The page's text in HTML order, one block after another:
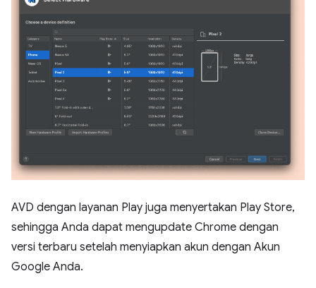
AVD dengan layanan Play juga menyertakan Play Store,
sehingga Anda dapat mengupdate Chrome dengan
versi terbaru setelah menyiapkan akun dengan Akun
Google Anda.